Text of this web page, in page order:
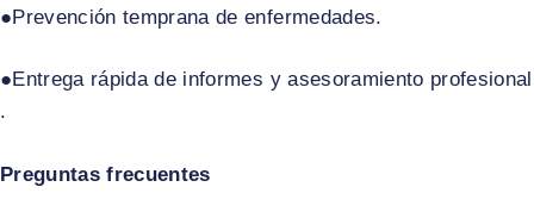
●Prevención temprana de enfermedades.​
●Entrega rápida de informes y asesoramiento profesional
.​
Preguntas frecuentes